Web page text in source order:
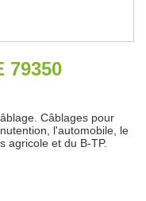
79350
Câblages pour
l'automobile, le
agricole et du B-TP.